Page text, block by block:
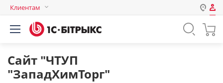
Клиентам
Авторизация
Логин
Сайт "ЧТУП
"ЗападХимТорг"